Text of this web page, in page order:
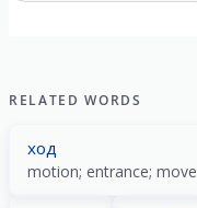
RELATED WORDS
ход
motion; entrance; move